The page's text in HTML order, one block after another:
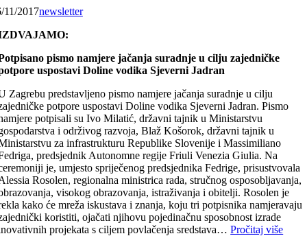
11/2017newsletter
pismo namjere jačanja suradnje u cilju zajedničke
uspostavi Doline vodika Sjeverni Jadran
Zagrebu predstavljeno pismo namjere jačanja suradnje u cilju
potpore uspostavi Doline vodika Sjeverni Jadran. Pismo
potpisali su Ivo Milatić, državni tajnik u Ministarstvu
i održivog razvoja, Blaž Košorok, državni tajnik u
za infrastrukturu Republike Slovenije i Massimiliano
predsjednik Autonomne regije Friuli Venezia Giulia. Na
je, umjesto spriječenog predsjednika Fedrige, prisustvovala
Rosolen, regionalna ministrica rada, stručnog osposobljavanja,
visokog obrazovanja, istraživanja i obitelji. Rosolen je
kako će mreža iskustava i znanja, koju tri potpisnika namjeravaju
koristiti, ojačati njihovu pojedinačnu sposobnost izrade
projekata s ciljem povlačenja sredstava…Pročitaj više